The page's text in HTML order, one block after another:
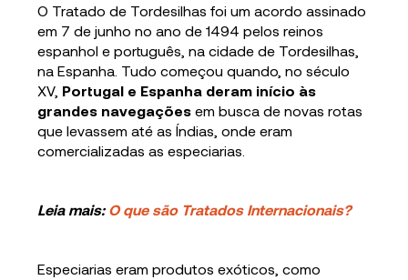
O Tratado de Tordesilhas foi um acordo assinado
em 7 de junho no ano de 1494 pelos reinos
espanhol e português, na cidade de Tordesilhas,
na Espanha. Tudo começou quando, no século
XV, Portugal e Espanha deram início às
grandes navegações em busca de novas rotas
que levassem até as Índias, onde eram
comercializadas as especiarias.
Leia mais: O que são Tratados Internacionais?
Especiarias eram produtos exóticos, como